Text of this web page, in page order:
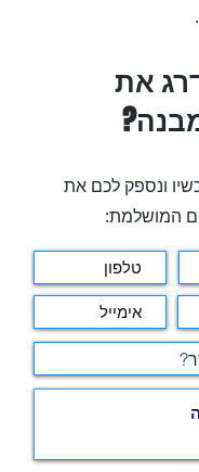
את
ונספק לכם את
המושלמת: